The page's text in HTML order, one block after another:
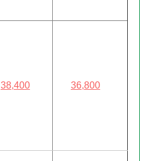
38,400 36,800